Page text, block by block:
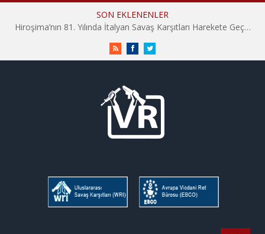
SON EKLENENLER
Hiroşima’nın 81. Yılında İtalyan Savaş Karşıtları Harekete Geçti: “Hatırlamak yeterli değil”
RSS FacebookTwitter